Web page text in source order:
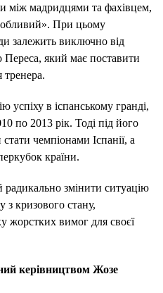
між мадридцями та фахівцем,
При цьому
залежить виключно від
Переса, який має поставити
тренера.
успіху в іспанському гранді,
по 2013 рік. Тоді під його
чемпіонами Іспанії, а
країни.
радикально змінити ситуацію
з кризового стану,
жорстких вимог для своєї
керівництвом Жозе